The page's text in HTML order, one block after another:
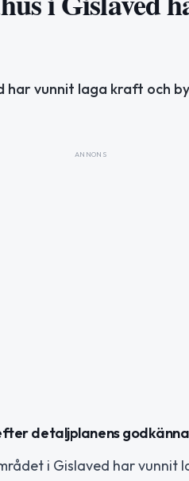
har vunnit laga kraft och
ANNONS
detaljplanens
i Gislaved har vunnit